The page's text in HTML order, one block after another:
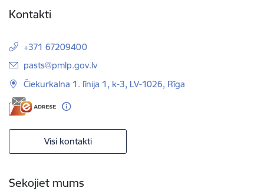
Kontakti
+371 67209400
E-pasts:
pasts@pmlp.gov.lv
Čiekurkalna 1. līnija 1, k-3, LV-1026, Rīga
Visi kontakti
Sekojiet mums